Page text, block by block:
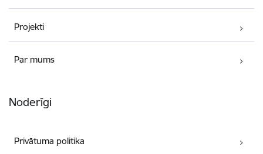
Projekti
Par mums
Noderīgi
Privātuma politika